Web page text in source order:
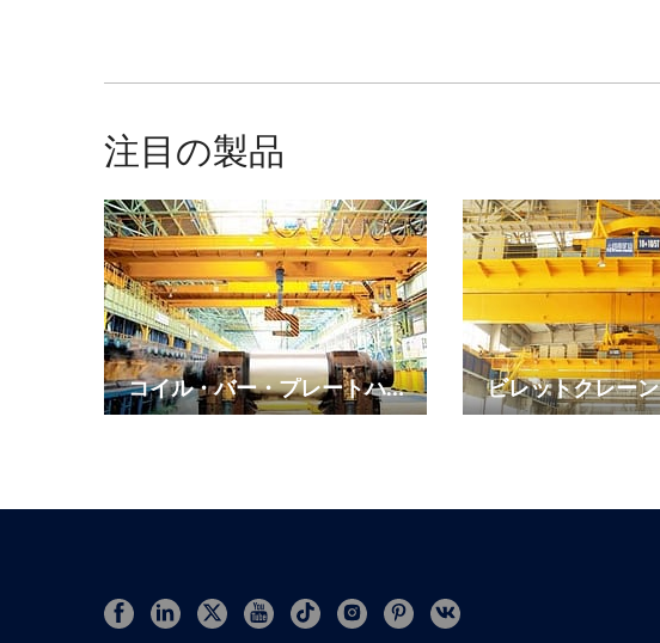
注目の製品
コイル・バー・プレートハン
ドリングクレーン
ビレットクレーン